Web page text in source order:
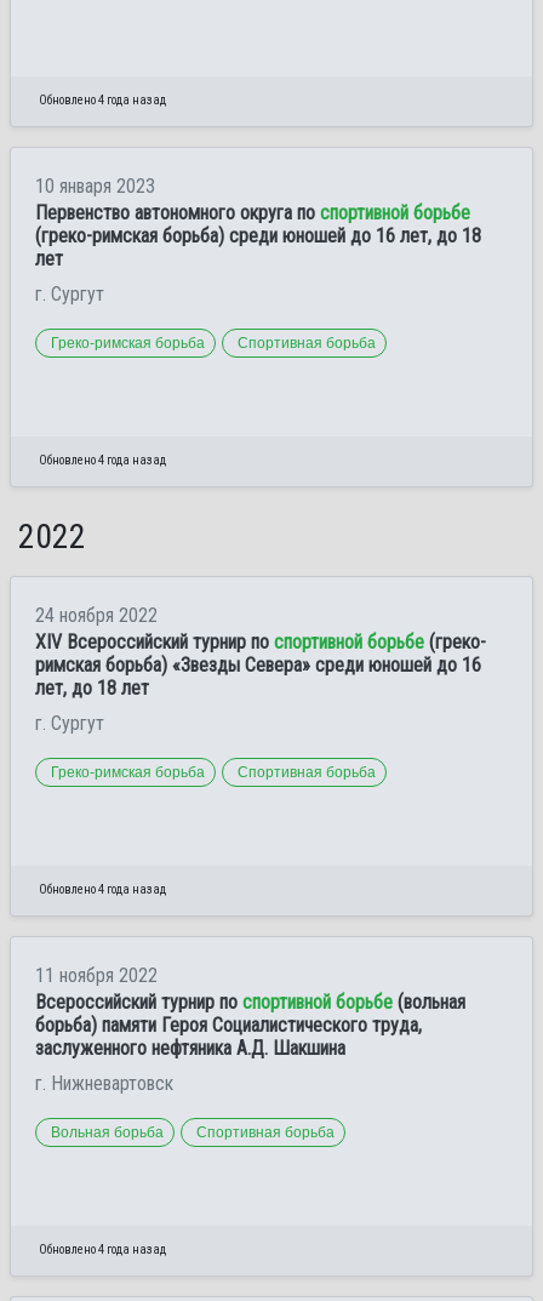
Обновлено 4 года назад
10 января 2023
Первенство автономного округа по спортивной борьбе
(греко-римская борьба) среди юношей до 16 лет, до 18
лет
г. Сургут
Греко-римская борьба Спортивная борьба
Обновлено 4 года назад
2022
24 ноября 2022
XIV Всероссийский турнир по спортивной борьбе (греко-
римская борьба) «Звезды Севера» среди юношей до 16
лет, до 18 лет
г. Сургут
Греко-римская борьба Спортивная борьба
Обновлено 4 года назад
11 ноября 2022
Всероссийский турнир по спортивной борьбе (вольная
борьба) памяти Героя Социалистического труда,
заслуженного нефтяника А.Д. Шакшина
г. Нижневартовск
Вольная борьба Спортивная борьба
Обновлено 4 года назад